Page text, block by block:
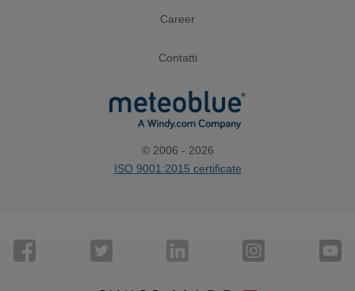
Career
Contatti
© 2006 - 2026
ISO 9001:2015 certificate